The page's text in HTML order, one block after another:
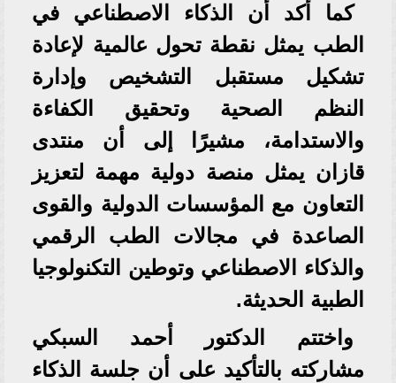
كما أكد أن الذكاء الاصطناعي في
الطب يمثل نقطة تحول عالمية لإعادة
تشكيل مستقبل التشخيص وإدارة
النظم الصحية وتحقيق الكفاءة
والاستدامة، مشيرًا إلى أن منتدى
قازان يمثل منصة دولية مهمة لتعزيز
التعاون مع المؤسسات الدولية والقوى
الصاعدة في مجالات الطب الرقمي
والذكاء الاصطناعي وتوطين التكنولوجيا
الطبية الحديثة.
واختتم الدكتور أحمد السبكي
مشاركته بالتأكيد على أن جلسة الذكاء